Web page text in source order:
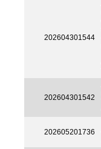
202604301544
202604301542
202605201736